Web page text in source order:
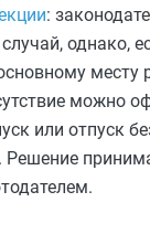
:
однако,
месту
можно
или отпуск